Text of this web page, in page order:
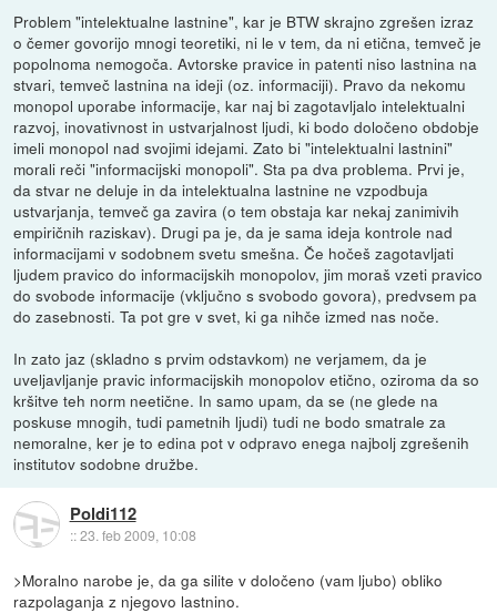
Problem "intelektualne lastnine", kar je BTW skrajno zgrešen izraz
o čemer govorijo mnogi teoretiki, ni le v tem, da ni etična, temveč je
popolnoma nemogoča. Avtorske pravice in patenti niso lastnina na
stvari, temveč lastnina na ideji (oz. informaciji). Pravo da nekomu
monopol uporabe informacije, kar naj bi zagotavljalo intelektualni
razvoj, inovativnost in ustvarjalnost ljudi, ki bodo določeno obdobje
imeli monopol nad svojimi idejami. Zato bi "intelektualni lastnini"
morali reči "informacijski monopoli". Sta pa dva problema. Prvi je,
da stvar ne deluje in da intelektualna lastnine ne vzpodbuja
ustvarjanja, temveč ga zavira (o tem obstaja kar nekaj zanimivih
empiričnih raziskav). Drugi pa je, da je sama ideja kontrole nad
informacijami v sodobnem svetu smešna. Če hočeš zagotavljati
ljudem pravico do informacijskih monopolov, jim moraš vzeti pravico
do svobode informacije (vključno s svobodo govora), predvsem pa
do zasebnosti. Ta pot gre v svet, ki ga nihče izmed nas noče.
In zato jaz (skladno s prvim odstavkom) ne verjamem, da je
uveljavljanje pravic informacijskih monopolov etično, oziroma da so
kršitve teh norm neetične. In samo upam, da se (ne glede na
poskuse mnogih, tudi pametnih ljudi) tudi ne bodo smatrale za
nemoralne, ker je to edina pot v odpravo enega najbolj zgrešenih
institutov sodobne družbe.
Poldi112
::23. feb 2009, 10:08
>Moralno narobe je, da ga silite v določeno (vam ljubo) obliko
razpolaganja z njegovo lastnino.